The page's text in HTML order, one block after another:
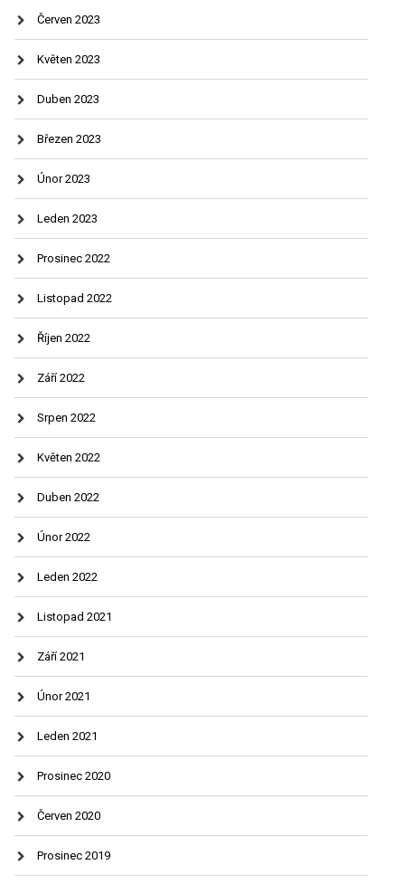
Červen 2023
Květen 2023
Duben 2023
Březen 2023
Únor 2023
Leden 2023
Prosinec 2022
Listopad 2022
Říjen 2022
Září 2022
Srpen 2022
Květen 2022
Duben 2022
Únor 2022
Leden 2022
Listopad 2021
Září 2021
Únor 2021
Leden 2021
Prosinec 2020
Červen 2020
Prosinec 2019